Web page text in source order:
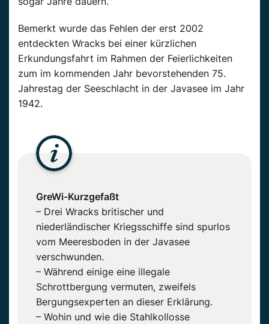
Bemerkt wurde das Fehlen der erst 2002
entdeckten Wracks bei einer kürzlichen
Erkundungsfahrt im Rahmen der Feierlichkeiten
zum im kommenden Jahr bevorstehenden 75.
Jahrestag der Seeschlacht in der Javasee im Jahr
1942.
GreWi-Kurzgefaßt
– Drei Wracks britischer und
niederländischer Kriegsschiffe sind spurlos
vom Meeresboden in der Javasee
verschwunden.
– Während einige eine illegale
Schrottbergung vermuten, zweifels
Bergungsexperten an dieser Erklärung.
– Wohin und wie die Stahlkollosse